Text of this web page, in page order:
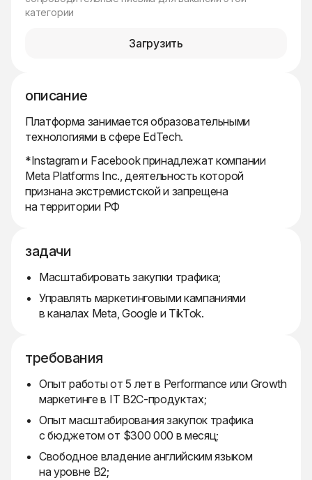
категории
Загрузить
описание
Платформа занимается образовательными
технологиями в сфере EdTech.
*Instagram и Facebook принадлежат компании
Meta Platforms Inc., деятельность которой
признана экстремистской и запрещена
на территории РФ
задачи
Масштабировать закупки трафика;
Управлять маркетинговыми кампаниями
в каналах Meta, Google и TikTok.
требования
Опыт работы от 5 лет в Performance или Growth
маркетинге в IT B2C-продуктах;
Опыт масштабирования закупок трафика
с бюджетом от $300 000 в месяц;
Свободное владение английским языком
на уровне B2;